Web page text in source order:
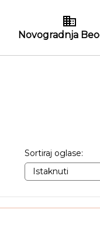
Novogradnja
Sortiraj oglase: